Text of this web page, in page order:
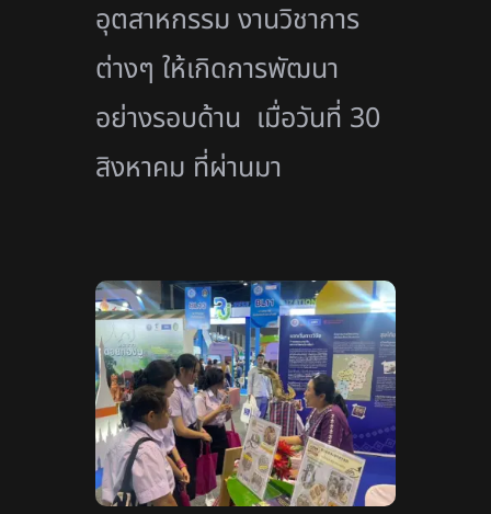
อุตสาหกรรม งานวิชาการ
ต่างๆ ให้เกิดการพัฒนา
อย่างรอบด้าน เมื่อวันที่ 30
สิงหาคม ที่ผ่านมา